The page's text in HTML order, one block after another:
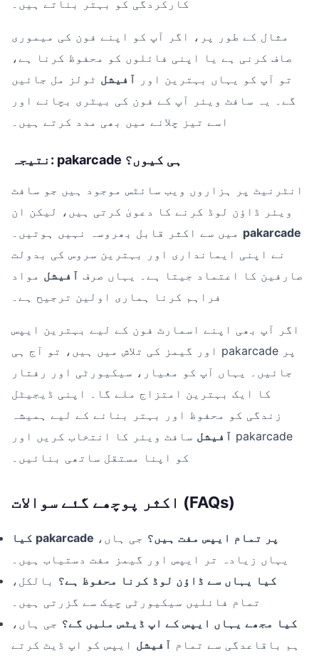
کارکردگی کو بہتر بناتے ہیں۔
مثال کے طور پر، اگر آپ کو اپنے فون کی میموری
صاف کرنی ہے یا اپنی فائلوں کو محفوظ کرنا ہے،
تو آپ کو یہاں بہترین اور آفیشل ٹولز مل جائیں
گے۔ یہ سافٹ ویئر آپ کے فون کی بیٹری بچانے اور
اسے تیز چلانے میں بھی مدد کرتے ہیں۔
نتیجہ: pakarcade ہی کیوں؟
انٹرنیٹ پر ہزاروں ویب سائٹس موجود ہیں جو سافٹ
ویئر ڈاؤن لوڈ کرنے کا دعویٰ کرتی ہیں، لیکن ان
pakarcade
نے اپنی ایمانداری اور بہترین سروس کی بدولت
صارفین کا اعتماد جیتا ہے۔ یہاں صرف آفیشل مواد
فراہم کرنا ہماری اولین ترجیح ہے۔
اگر آپ بھی اپنے اسمارٹ فون کے لیے بہترین ایپس
اور گیمز کی تلاش میں ہیں، تو آج ہی pakarcade پر
جائیں۔ یہاں آپ کو معیار، سیکیورٹی اور رفتار
کا ایک بہترین امتزاج ملے گا۔ اپنی ڈیجیٹل
زندگی کو محفوظ اور بہتر بنانے کے لیے ہمیشہ
آفیشل سافٹ ویئر کا انتخاب کریں اور pakarcade
کو اپنا مستقل ساتھی بنائیں۔
اکثر پوچھے گئے سوالات (FAQs)
کیا pakarcade پر تمام ایپس مفت ہیں؟ جی ہاں،
یہاں زیادہ تر ایپس اور گیمز مفت دستیاب ہیں۔
کیا یہاں سے ڈاؤن لوڈ کرنا محفوظ ہے؟ بالکل،
تمام فائلیں سیکیورٹی چیک سے گزرتی ہیں۔
کیا مجھے یہاں ایپس کے اپ ڈیٹس ملیں گے؟ جی ہاں،
ہم باقاعدگی سے تمام آفیشل ایپس کو اپ ڈیٹ کرتے